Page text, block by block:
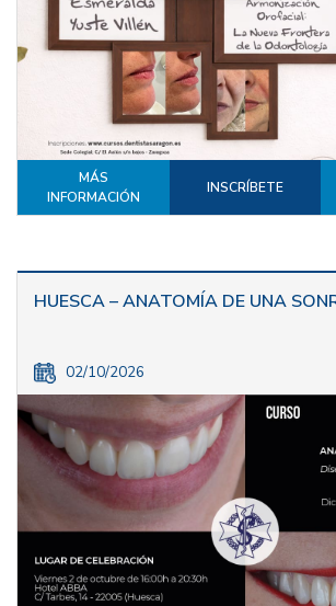
MÁS
INFORMACIÓN
INSCRÍBETE
HUESCA – ANATOMÍA DE UNA
02/10/2026